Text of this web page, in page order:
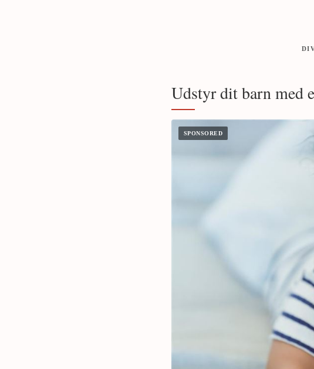
Udstyr dit barn med